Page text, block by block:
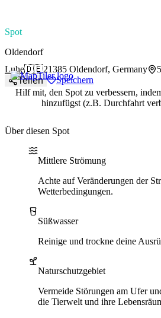
Spot
Oldendorf
Luhe🇩🇪21385 Oldendorf, Germany
Teilen
Speichern
Hilf mit, den Spot zu verbessern,
hinzufügst (z.B. Durchfahrt
Über diesen Spot
Water current
Mittlere Strömung
Achte auf Veränderungen der
Wetterbedingungen.
Water type
Süßwasser
Reinige und trockne deine
Naturschutzgebiet
Naturschutzgebiet
Vermeide Störungen am Ufer
die Tierwelt und ihre